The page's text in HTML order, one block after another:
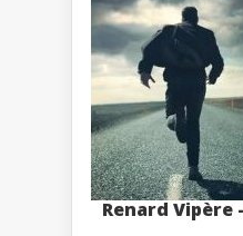
Renard Vipère